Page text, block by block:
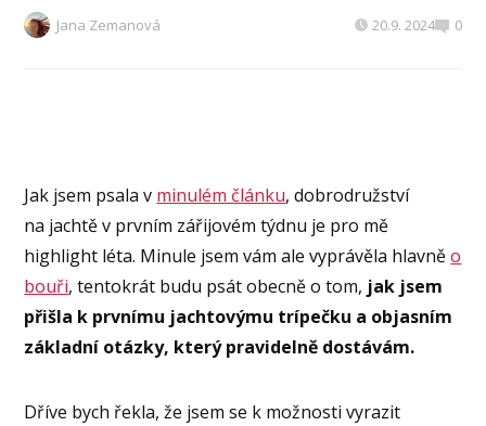
Jana Zemanová 20.9. 2024 0
Jak jsem psala v minulém článku, dobrodružství
na jachtě v prvním zářijovém týdnu je pro mě
highlight léta. Minule jsem vám ale vyprávěla hlavněo
bouři, tentokrát budu psát obecně o tom, jak jsem
přišla k prvnímu jachtovýmu trípečku a objasním
základní otázky, který pravidelně dostávám.
Dříve bych řekla, že jsem se k možnosti vyrazit